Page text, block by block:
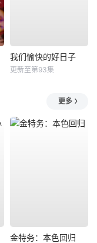
我们愉快的好日子
更新至第93集
更多
金特务：本色回归